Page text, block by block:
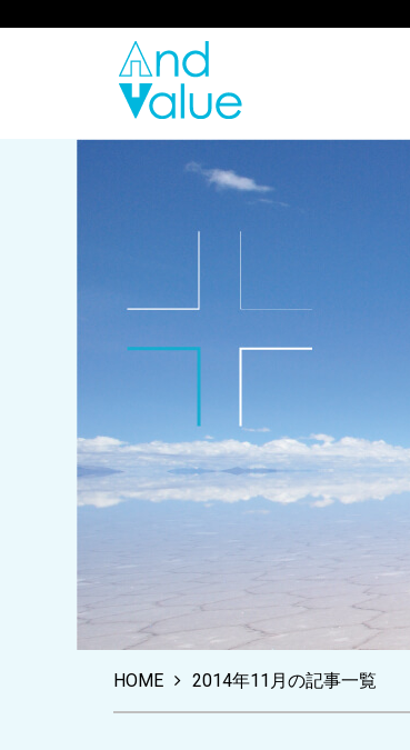
HOME 2014年11月の記事一覧